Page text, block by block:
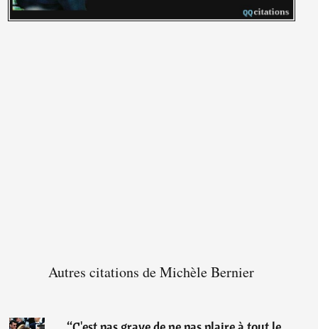
Autres citations de Michèle Bernier